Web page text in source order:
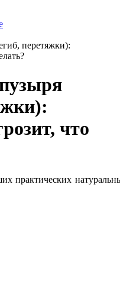
перетяжки):
что